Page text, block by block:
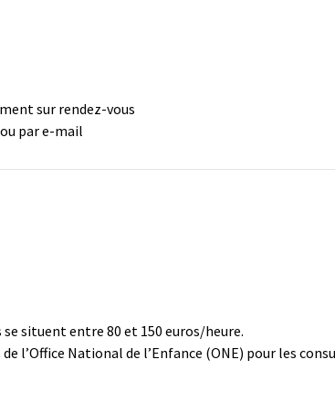
sur rendez-vous
par e-mail
situent entre 80 et 150 euros/heure.
l’Office National de l’Enfance (ONE) pour les